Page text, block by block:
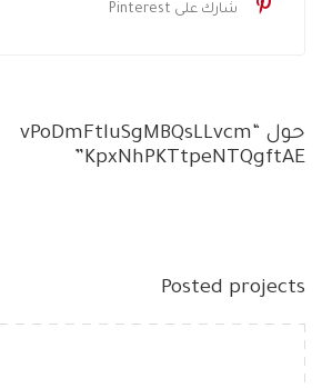
شارك على Pinterest
حول “vPoDmFtluSgMBQsLLvcm
KpxNhPKTtpeNTQgftAE”
Posted projects